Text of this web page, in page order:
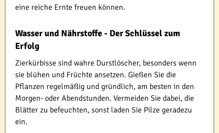
eine reiche Ernte freuen können.
Wasser und Nährstoffe - Der Schlüssel zum
Erfolg
Zierkürbisse sind wahre Durstlöscher, besonders wenn
sie blühen und Früchte ansetzen. Gießen Sie die
Pflanzen regelmäßig und gründlich, am besten in den
Morgen- oder Abendstunden. Vermeiden Sie dabei, die
Blätter zu befeuchten, sonst laden Sie Pilze geradezu
ein.